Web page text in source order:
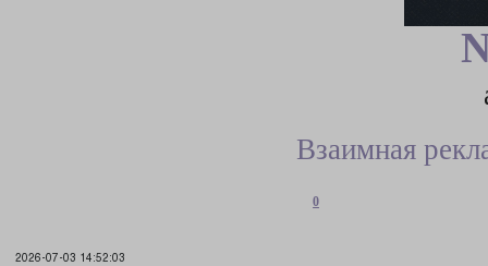
Взаимная
0
2026-07-03 14:52:03